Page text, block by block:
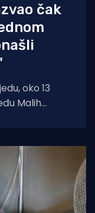
čak
oko 13
Malih